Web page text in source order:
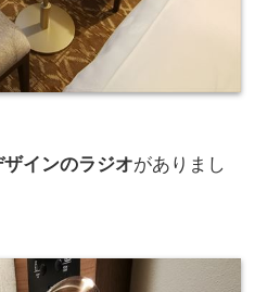
ザインのラジオがありまし